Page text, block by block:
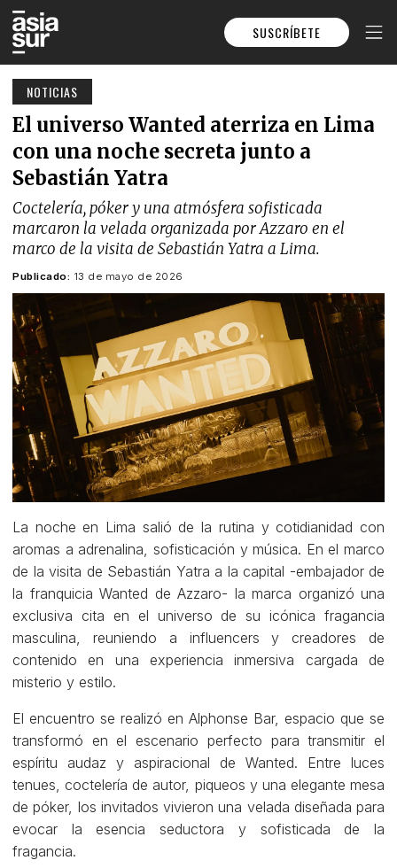
SUSCRÍBETE
NOTICIAS
El universo Wanted aterriza en Lima
con una noche secreta junto a
Sebastián Yatra
Coctelería, póker y una atmósfera sofisticada
marcaron la velada organizada por Azzaro en el
marco de la visita de Sebastián Yatra a Lima.
Publicado: 13 de mayo de 2026
La noche en Lima salió de la rutina y cotidianidad con
aromas a adrenalina, sofisticación y música. En el marco
de la visita de Sebastián Yatra a la capital -embajador de
la franquicia Wanted de Azzaro- la marca organizó una
exclusiva cita en el universo de su icónica fragancia
masculina, reuniendo a influencers y creadores de
contenido en una experiencia inmersiva cargada de
misterio y estilo.
El encuentro se realizó en Alphonse Bar, espacio que se
transformó en el escenario perfecto para transmitir el
espíritu audaz y aspiracional de Wanted. Entre luces
tenues, coctelería de autor, piqueos y una elegante mesa
de póker, los invitados vivieron una velada diseñada para
evocar la esencia seductora y sofisticada de la
fragancia.